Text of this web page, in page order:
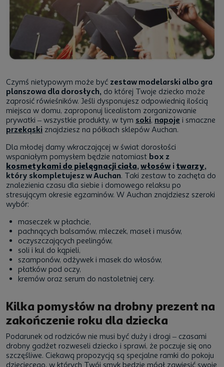
Czymś nietypowym może być zestaw modelarski albo gra
planszowa dla dorosłych, do której Twoje dziecko może
zaprosić rówieśników. Jeśli dysponujesz odpowiednią ilością
miejsca w domu, zaproponuj licealistom zorganizowanie
prywatki – wszystkie produkty, w tym soki, napoje i smaczne
przekąski znajdziesz na półkach sklepów Auchan.
Dla młodej damy wkraczającej w świat dorosłości
wspaniałym pomysłem będzie natomiast box z
kosmetykami do pielęgnacji ciała, włosów i twarzy,
który skompletujesz w Auchan. Taki zestaw to zachęta do
znalezienia czasu dla siebie i domowego relaksu po
stresującym okresie egzaminów. W Auchan znajdziesz szeroki
wybór:
maseczek w płachcie,
pachnących balsamów, mleczek, maseł i musów,
oczyszczających peelingów,
soli i kul do kąpieli,
szamponów, odżywek i masek do włosów,
płatków pod oczy,
kremów oraz serum do nastoletniej cery.
Kilka pomysłów na drobny prezent na
zakończenie roku dla dziecka
Podarunek od rodziców nie musi być duży i drogi – czasami
drobny gadżet rozweseli dziecko i sprawi, że poczuje się ono
szczęśliwe. Ciekawą propozycją są specjalne ramki do pokoju
dziecięcego, w których Twój smyk będzie mógł zawiesić swoje